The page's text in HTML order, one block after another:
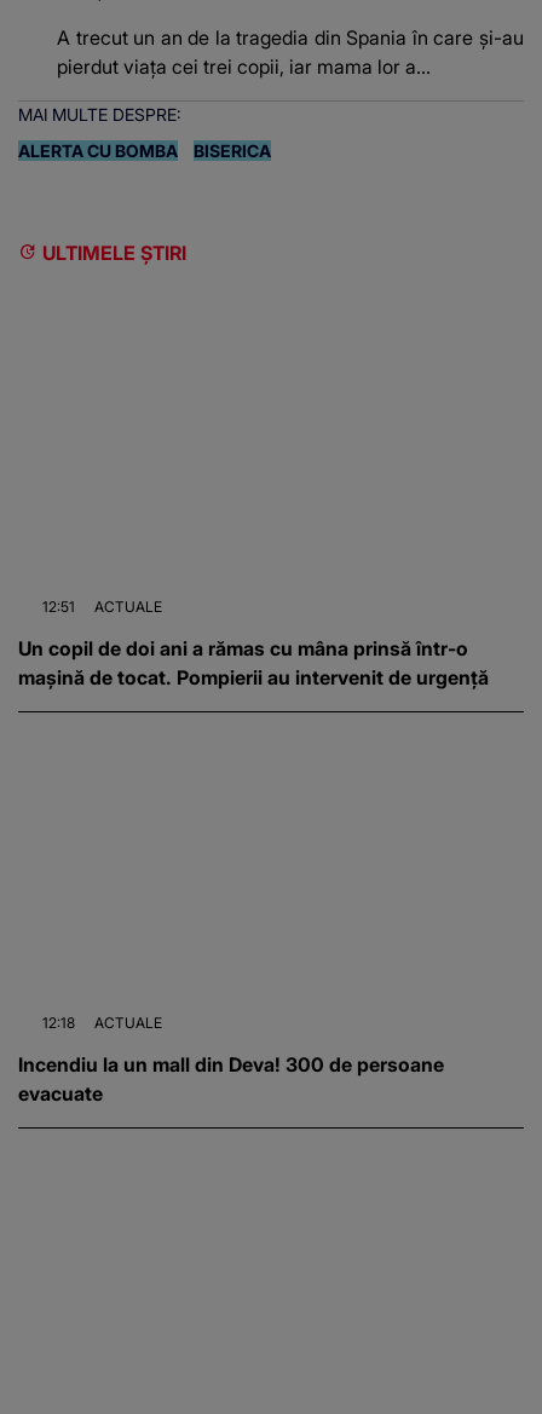
A trecut un an de la tragedia din Spania în care și-au
pierdut viața cei trei copii, iar mama lor a…
MAI MULTE DESPRE:
ALERTA CU BOMBA
BISERICA
ULTIMELE ȘTIRI
12:51 ACTUALE
Un copil de doi ani a rămas cu mâna prinsă într-o
mașină de tocat. Pompierii au intervenit de urgență
12:18 ACTUALE
Incendiu la un mall din Deva! 300 de persoane
evacuate